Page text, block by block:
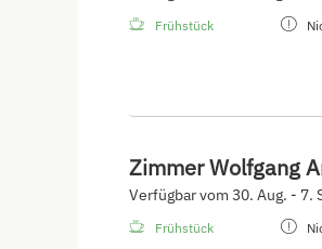
Frühstück
Zimmer Wolfgang
Verfügbar vom 30. Aug. - 7.
Frühstück